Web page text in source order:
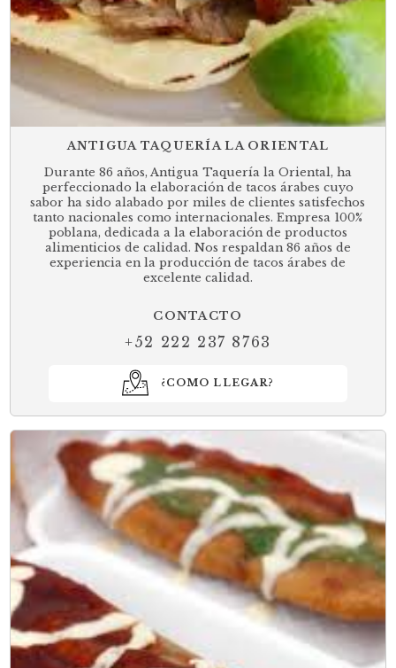
ANTIGUA TAQUERÍA LA ORIENTAL
Durante 86 años, Antigua Taquería la Oriental, ha
perfeccionado la elaboración de tacos árabes cuyo
sabor ha sido alabado por miles de clientes satisfechos
tanto nacionales como internacionales. Empresa 100%
poblana, dedicada a la elaboración de productos
alimenticios de calidad. Nos respaldan 86 años de
experiencia en la producción de tacos árabes de
excelente calidad.
CONTACTO
+52 222 237 8763
¿COMO LLEGAR?